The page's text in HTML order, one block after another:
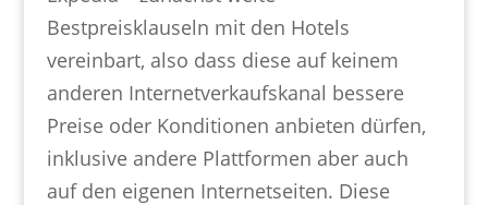
Bestpreisklauseln mit den Hotels
vereinbart, also dass diese auf keinem
anderen Internetverkaufskanal bessere
Preise oder Konditionen anbieten dürfen,
inklusive andere Plattformen aber auch
auf den eigenen Internetseiten. Diese